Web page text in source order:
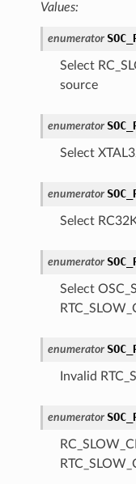
Values:
enumerator
Select
source
enumerator
Select
enumerator
Select
enumerator
Select
enumerator
Invalid
enumerator